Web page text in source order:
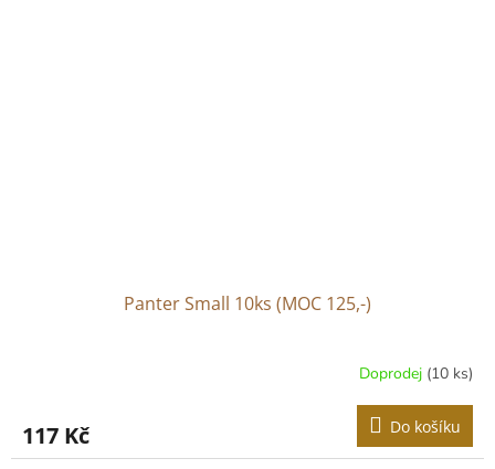
Panter Small 10ks (MOC 125,-)
Doprodej (10 ks)
117 Kč Do košíku